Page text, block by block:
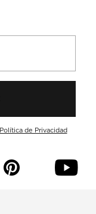
Política de Privacidad
p y